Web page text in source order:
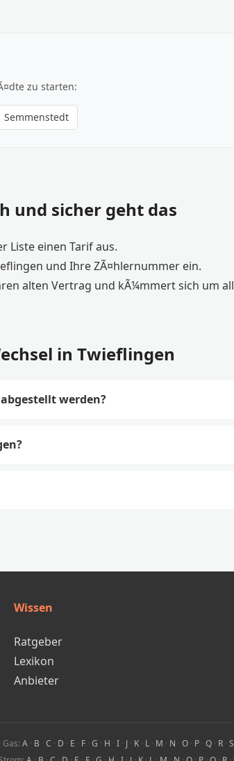
zu starten:
Semmenstedt
und sicher geht das
Liste einen Tarif aus.
und Ihre ZÃ¤hlernummer ein.
alten Vertrag und kÃ¼mmert sich um
in Twieflingen
werden?
Wissen
Ratgeber
Lexikon
Anbieter
Gas: A · B · C · D · E · F · G · H · I · J · K · L · M · N · O · P · Q · R · S